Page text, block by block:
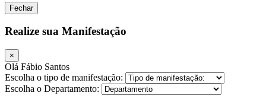
Fechar
Realize sua Manifestação
×
Olá Fábio Santos
Escolha o tipo de manifestação:
Escolha o Departamento: